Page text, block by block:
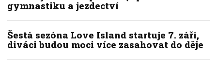
gymnastiku a jezdectví
Šestá sezóna Love Island startuje 7. září,
diváci budou moci více zasahovat do děje